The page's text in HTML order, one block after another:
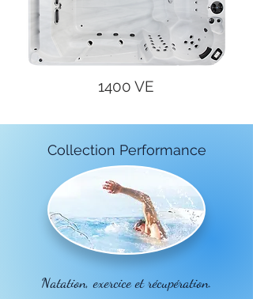
1400 VE
Collection Performance
Natation, exercice et récupération.